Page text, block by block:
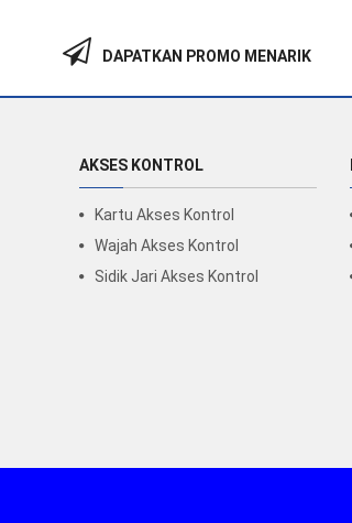
DAPATKAN PROMO MENARIK
AKSES KONTROL
Kartu Akses Kontrol
Wajah Akses Kontrol
Sidik Jari Akses Kontrol